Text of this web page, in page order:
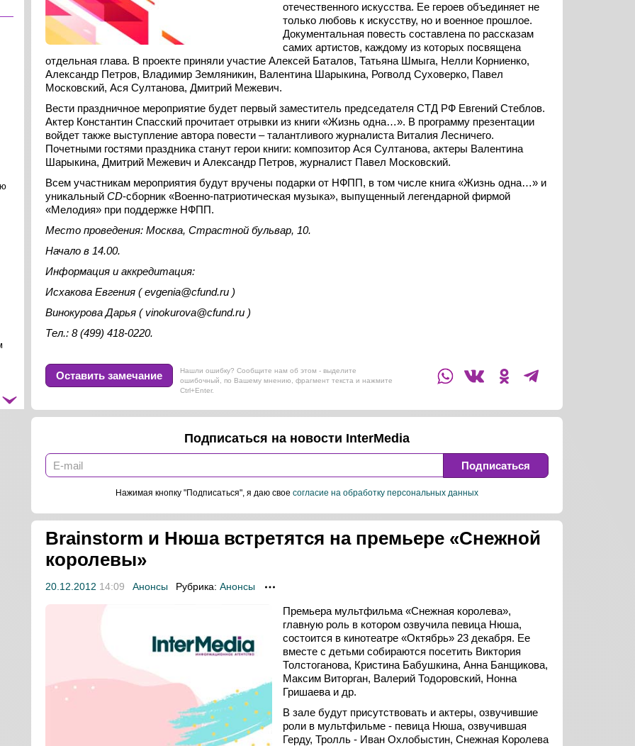
отечественного искусства. Ее героев объединяет не
только любовь к искусству, но и военное прошлое.
Документальная повесть составлена по рассказам
самих артистов, каждому из которых посвящена
отдельная глава. В проекте приняли участие Алексей Баталов, Татьяна Шмыга, Нелли Корниенко,
Александр Петров, Владимир Земляникин, Валентина Шарыкина, Рогволд Суховерко, Павел
Московский, Ася Султанова, Дмитрий Межевич.
Вести праздничное мероприятие будет первый заместитель председателя СТД РФ Евгений Стеблов.
Актер Константин Спасский прочитает отрывки из книги «Жизнь одна…». В программу презентации
войдет также выступление автора повести – талантливого журналиста Виталия Лесничего.
Почетными гостями праздника станут герои книги: композитор Ася Султанова, актеры Валентина
Шарыкина, Дмитрий Межевич и Александр Петров, журналист Павел Московский.
Всем участникам мероприятия будут вручены подарки от НФПП, в том числе книга «Жизнь одна…» и
уникальный CD-сборник «Военно-патриотическая музыка», выпущенный легендарной фирмой
«Мелодия» при поддержке НФПП.
Место проведения: Москва, Страстной бульвар, 10.
Начало в 14.00.
Информация и аккредитация:
Исхакова Евгения (evgenia@cfund.ru )
Винокурова Дарья ( vinokurova@cfund.ru )
Тел.: 8 (499) 418-0220.
Оставить замечание
Нашли ошибку? Сообщите нам об этом - выделите
ошибочный, по Вашему мнению, фрагмент текста и нажмите
Ctrl+Enter.
Подписаться на новости InterMedia
Подписаться
Нажимая кнопку "Подписаться", я даю свое согласие на обработку персональных данных
Brainstorm и Нюша встретятся на премьере «Снежной
королевы»
20.12.2012 14:09 Анонсы Рубрика: Анонсы
Премьера мультфильма «Снежная королева»,
главную роль в котором озвучила певица Нюша,
состоится в кинотеатре «Октябрь» 23 декабря. Ее
вместе с детьми собираются посетить Виктория
Толстоганова, Кристина Бабушкина, Анна Банщикова,
Максим Виторган, Валерий Тодоровский, Нонна
Гришаева и др.
В зале будут присутствовать и актеры, озвучившие
роли в мультфильме - певица Нюша, озвучившая
Герду, Тролль - Иван Охлобыстин, Снежная Королева